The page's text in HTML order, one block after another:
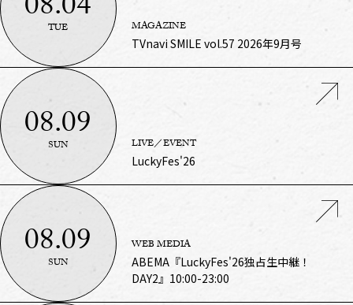
TUE
MAGAZINE
TVnavi SMILE vol.57 2026年9月号
08.09
SUN
LIVE／EVENT
LuckyFes'26
08.09
SUN
WEB MEDIA
ABEMA『LuckyFes'26独占生中継！
DAY2』10:00-23:00